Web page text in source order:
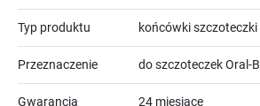
Typ produktu końcówki szczoteczki
Przeznaczenie do szczoteczek Oral-B
Gwarancja 24 miesiące